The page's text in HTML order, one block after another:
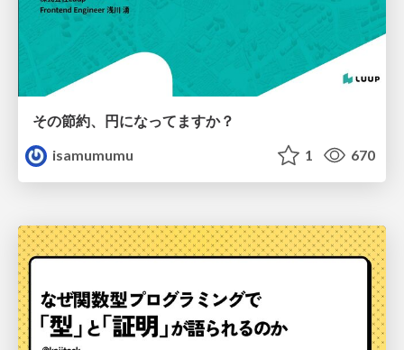
その節約、円になってますか？
isamumumu
1 670